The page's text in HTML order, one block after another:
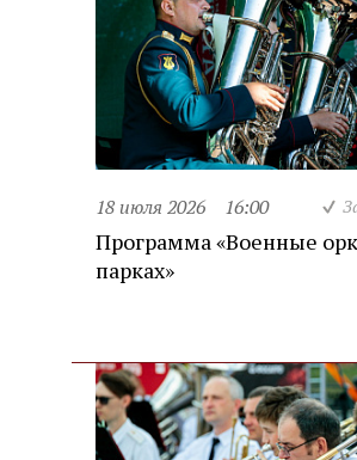
18 июля 2026 16:00
Программа «Военные
парках»